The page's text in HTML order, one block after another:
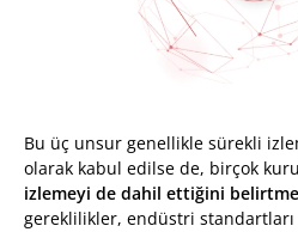
Bu üç unsur genellikle sürekli
olarak kabul edilse de, birçok
izlemeyi de dahil ettiğini
gereklilikler, endüstri standartları